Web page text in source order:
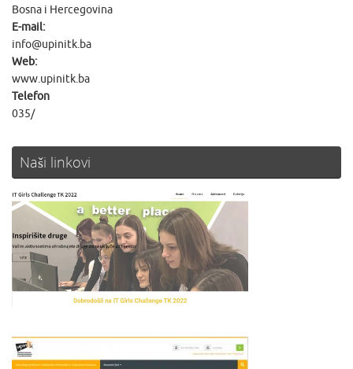
Bosna i Hercegovina
E-mail:
info@upinitk.ba
Web:
www.upinitk.ba
Telefon
035/
Naši linkovi